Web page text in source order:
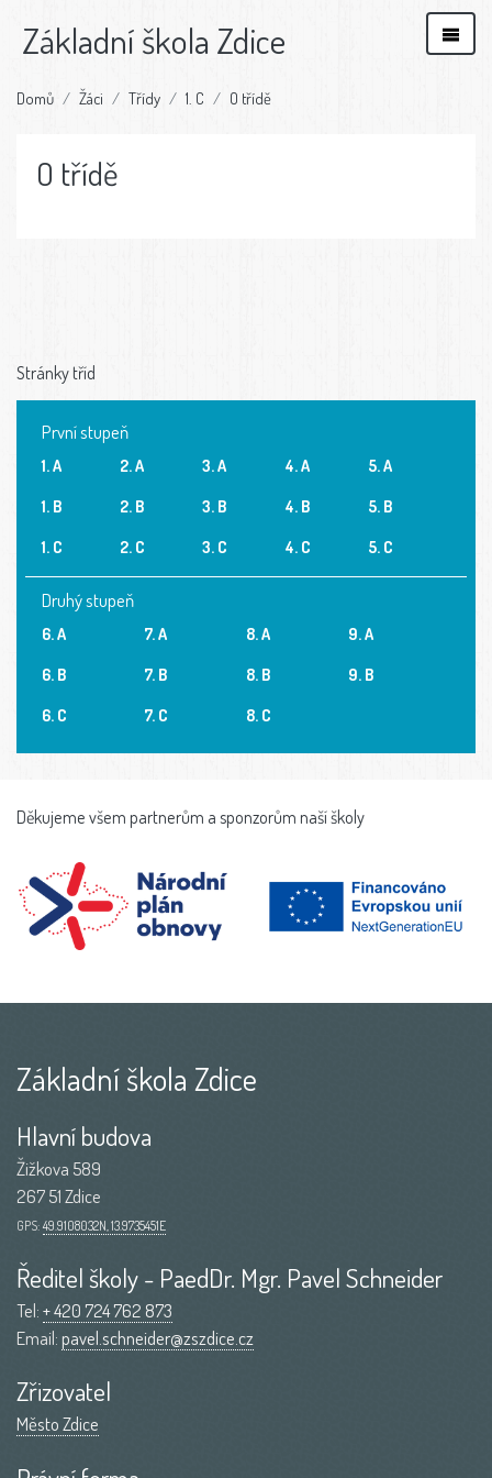
Základní škola Zdice
Domů Žáci Třídy 1. C O třídě
O třídě
Stránky tříd
První stupeň
1. A
1. B
1. C
2. A
2. B
2. C
3. A
3. B
3. C
4. A
4. B
4. C
5. A
5. B
5. C
Druhý stupeň
6. A
6. B
6. C
7. A
7. B
7. C
8. A
8. B
8. C
9. A
9. B
Děkujeme všem partnerům a sponzorům naší školy
Základní škola Zdice
Hlavní budova
Žižkova 589
267 51 Zdice
GPS: 49.9108032N, 13.9735451E
Ředitel školy - PaedDr. Mgr. Pavel Schneider
Tel:+ 420 724 762 873
Email:pavel.schneider@zszdice.cz
Zřizovatel
Město Zdice